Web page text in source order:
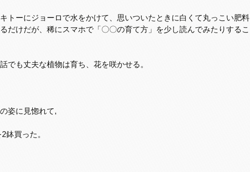
トーにジョーロで水をかけて、思いついたときに白くて丸っこい肥料
だけだが、稀にスマホで「〇〇の育て方」を少し読んでみたりするこ
でも丈夫な植物は育ち、花を咲かせる。
姿に見惚れて,
鉢買った。